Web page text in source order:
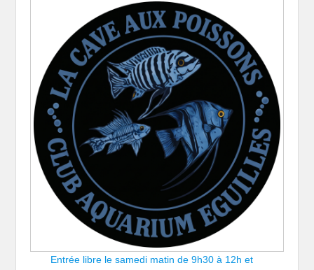
Entrée libre le samedi matin de 9h30 à 12h et